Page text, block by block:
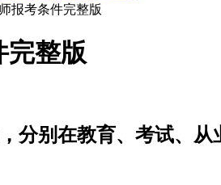
报考条件完整版
完整版
分别在教育、考试、